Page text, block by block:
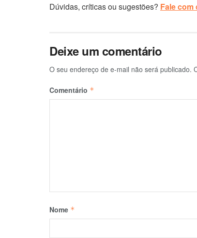
Dúvidas, críticas ou sugestões? Fale com
Deixe um comentário
O seu endereço de e-mail não será publicado.
Comentário *
Nome *